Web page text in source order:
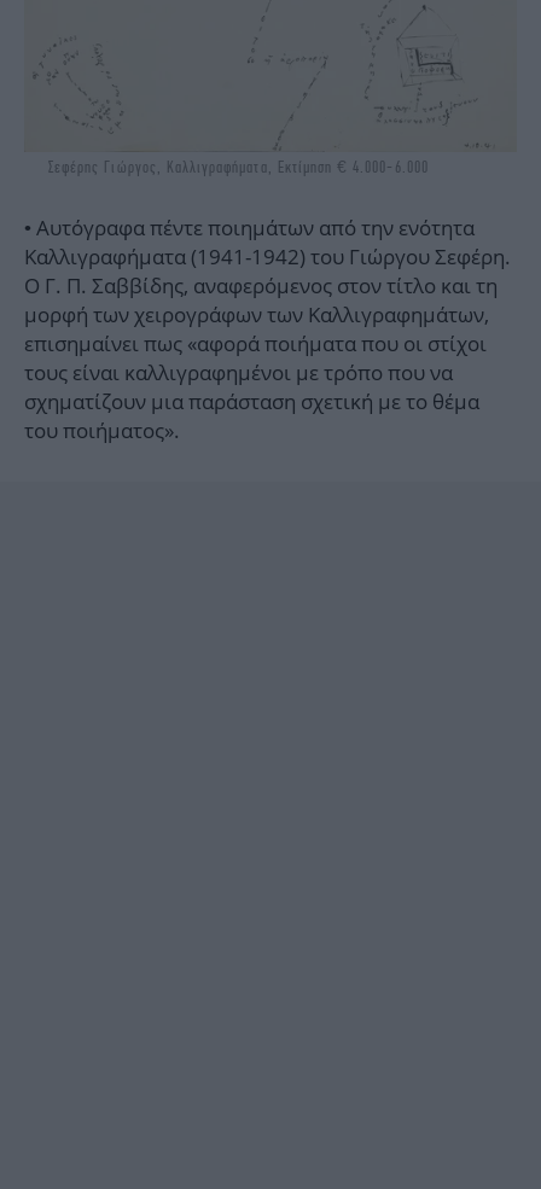
Σεφέρης Γιώργος, Καλλιγραφήματα, Εκτίμηση € 4.000-6.000
• Αυτόγραφα πέντε ποιημάτων από την ενότητα
Καλλιγραφήματα (1941-1942) του Γιώργου Σεφέρη.
Ο Γ. Π. Σαββίδης, αναφερόμενος στον τίτλο και τη
μορφή των χειρογράφων των Καλλιγραφημάτων,
επισημαίνει πως «αφορά ποιήματα που οι στίχοι
τους είναι καλλιγραφημένοι με τρόπο που να
σχηματίζουν μια παράσταση σχετική με το θέμα
του ποιήματος».